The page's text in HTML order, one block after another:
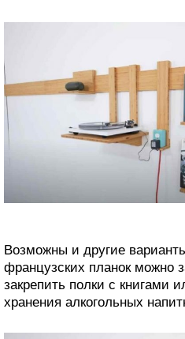
Возможны и другие
французских планок можно
закрепить полки с книгами
хранения алкогольных